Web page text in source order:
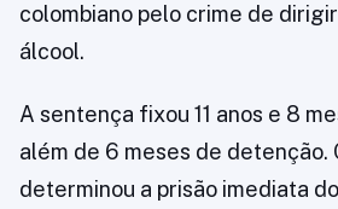
colombiano pelo crime de
álcool.
A sentença fixou 11 anos e 8
além de 6 meses de detenção.
determinou a prisão imediata